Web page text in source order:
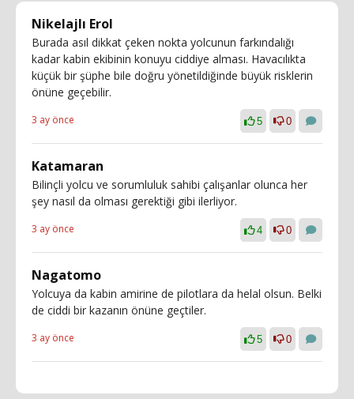
Nikelajlı Erol
Burada asıl dikkat çeken nokta yolcunun farkındalığı
kadar kabin ekibinin konuyu ciddiye alması. Havacılıkta
küçük bir şüphe bile doğru yönetildiğinde büyük risklerin
önüne geçebilir.
3 ay önce 5 0
Katamaran
Bilinçli yolcu ve sorumluluk sahibi çalışanlar olunca her
şey nasıl da olması gerektiği gibi ilerliyor.
3 ay önce 4 0
Nagatomo
Yolcuya da kabin amirine de pilotlara da helal olsun. Belki
de ciddi bir kazanın önüne geçtiler.
3 ay önce 5 0